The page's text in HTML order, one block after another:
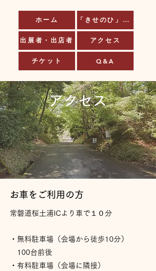
ホーム 「きせのひ」とは
出展者・出店者 アクセス
チケット Q&A
アクセス
お車をご利用の方
常磐道桜土浦ICより車で１０分
・無料駐車場（会場から徒歩10分）
100台前後
・有料駐車場（会場に隣接）